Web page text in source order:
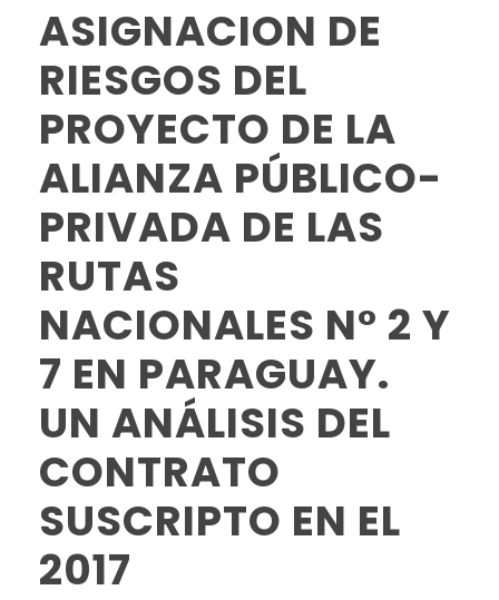
ASIGNACION DE
RIESGOS DEL
PROYECTO DE LA
ALIANZA PÚBLICO-
PRIVADA DE LAS
RUTAS
NACIONALES N° 2 Y
7 EN PARAGUAY.
UN ANÁLISIS DEL
CONTRATO
SUSCRIPTO EN EL
2017